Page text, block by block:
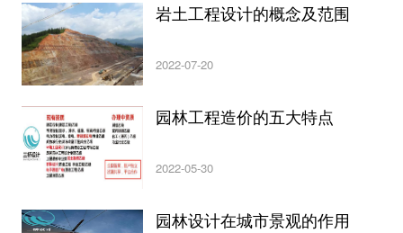
岩土工程设计的概念及范围
2022-07-20
园林工程造价的五大特点
2022-05-30
园林设计在城市景观的作用